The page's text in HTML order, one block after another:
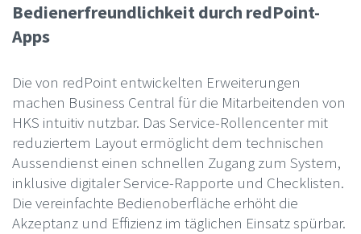
Bedienerfreundlichkeit durch redPoint-
Apps
Die von redPoint entwickelten Erweiterungen
machen Business Central für die Mitarbeitenden von
HKS intuitiv nutzbar. Das Service-Rollencenter mit
reduziertem Layout ermöglicht dem technischen
Aussendienst einen schnellen Zugang zum System,
inklusive digitaler Service-Rapporte und Checklisten.
Die vereinfachte Bedienoberfläche erhöht die
Akzeptanz und Effizienz im täglichen Einsatz spürbar.